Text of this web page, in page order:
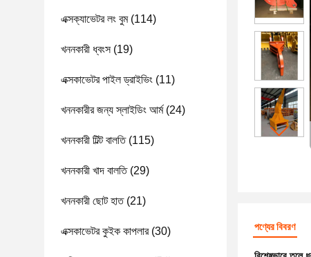
এক্সক্যাভেটর লং বুম(114)
খননকারী ধ্বংস(19)
এক্সকাভেটর পাইল ড্রাইভিং (11)
খননকারীর জন্য স্লাইডিং আর্ম(24)
খননকারী টিল্ট বালতি(115)
খননকারী খাদ বালতি(29)
খননকারী ছোট হাত(21)
এক্সকাভেটর কুইক কাপলার(30) পণ্যের বিবরণ